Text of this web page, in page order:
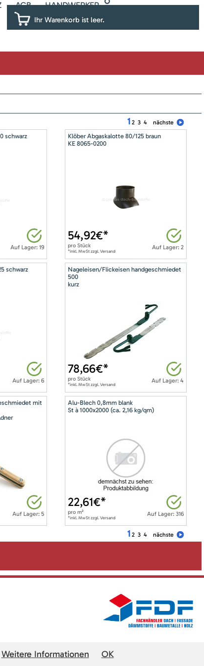
AGB HANDWERKER
Ihr Warenkorb ist leer.
1 2 3 4 nächste
schwarz
Auf Lager: 19
Klöber Abgaskalotte 80/125 braun
KE 8065-0200
Auf Lager: 2
54,92€*
proStück
*inkl. MwSt zzgl. Versand
schwarz
Auf Lager: 6
Nageleisen/Flickeisen handgeschmiedet
500
kurz
Auf Lager: 4
78,66€*
proStück
*inkl. MwSt zzgl. Versand
mit
Auf Lager: 5
Alu-Blech 0,8mm blank
St à 1000x2000 (ca. 2,16 kg/qm)
Auf Lager: 316
22,61€*
prom²
*inkl. MwSt zzgl. Versand
1 2 3 4 nächste
Weitere Informationen OK